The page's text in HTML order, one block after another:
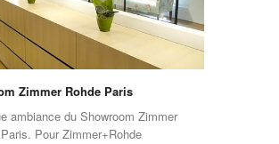
Zimmer Rohde Paris
ambiance du Showroom Zimmer
Pour Zimmer+Rohde